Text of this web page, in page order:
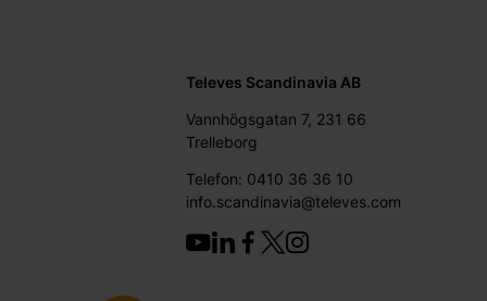
Televes Scandinavia AB
Vannhögsgatan 7, 231 66
Trelleborg
Telefon: 0410 36 36 10
info.scandinavia@televes.com